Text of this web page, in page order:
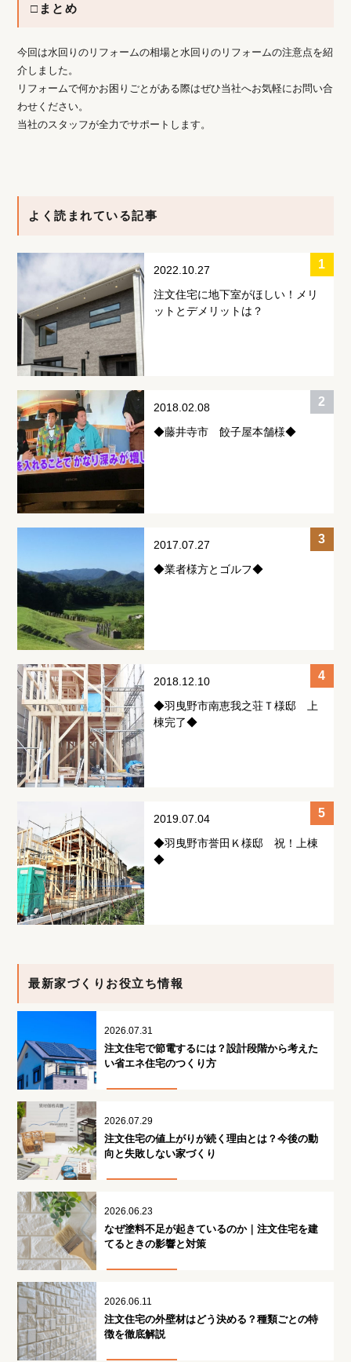
□まとめ
今回は水回りのリフォームの相場と水回りのリフォームの注意点を紹
介しました。
リフォームで何かお困りごとがある際はぜひ当社へお気軽にお問い合
わせください。
当社のスタッフが全力でサポートします。
よく読まれている記事
2022.10.27
注文住宅に地下室がほしい！メリ
ットとデメリットは？
2018.02.08
◆藤井寺市 餃子屋本舗様◆
2017.07.27
◆業者様方とゴルフ◆
2018.12.10
◆羽曳野市南恵我之荘Ｔ様邸 上
棟完了◆
2019.07.04
◆羽曳野市誉田Ｋ様邸 祝！上棟
◆
最新家づくりお役立ち情報
2026.07.31
注文住宅で節電するには？設計段階から考えた
い省エネ住宅のつくり方
2026.07.29
注文住宅の値上がりが続く理由とは？今後の動
向と失敗しない家づくり
2026.06.23
なぜ塗料不足が起きているのか｜注文住宅を建
てるときの影響と対策
2026.06.11
注文住宅の外壁材はどう決める？種類ごとの特
徴を徹底解説